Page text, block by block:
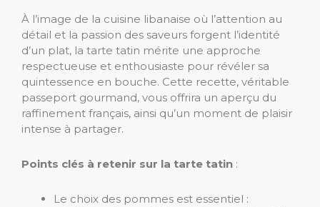
À l’image de la cuisine libanaise où l’attention au
détail et la passion des saveurs forgent l’identité
d’un plat, la tarte tatin mérite une approche
respectueuse et enthousiaste pour révéler sa
quintessence en bouche. Cette recette, véritable
passeport gourmand, vous offrira un aperçu du
raffinement français, ainsi qu’un moment de plaisir
intense à partager.
Points clés à retenir sur la tarte tatin :
Le choix des pommes est essentiel :